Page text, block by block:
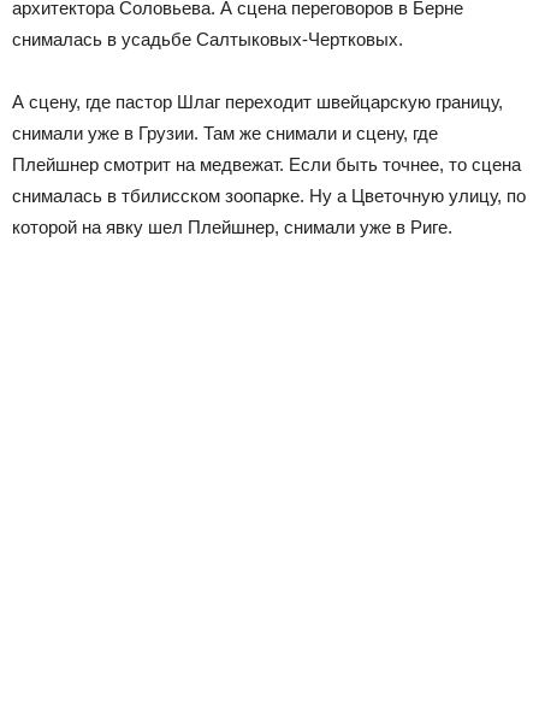
архитектора Соловьева. А сцена переговоров в Берне
снималась в усадьбе Салтыковых-Чертковых.
А сцену, где пастор Шлаг переходит швейцарскую границу,
снимали уже в Грузии. Там же снимали и сцену, где
Плейшнер смотрит на медвежат. Если быть точнее, то сцена
снималась в тбилисском зоопарке. Ну а Цветочную улицу, по
которой на явку шел Плейшнер, снимали уже в Риге.